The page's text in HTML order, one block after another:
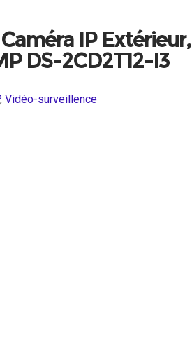
IP Extérieur,
DS-2CD2T12-I3
, Vidéo-surveillence